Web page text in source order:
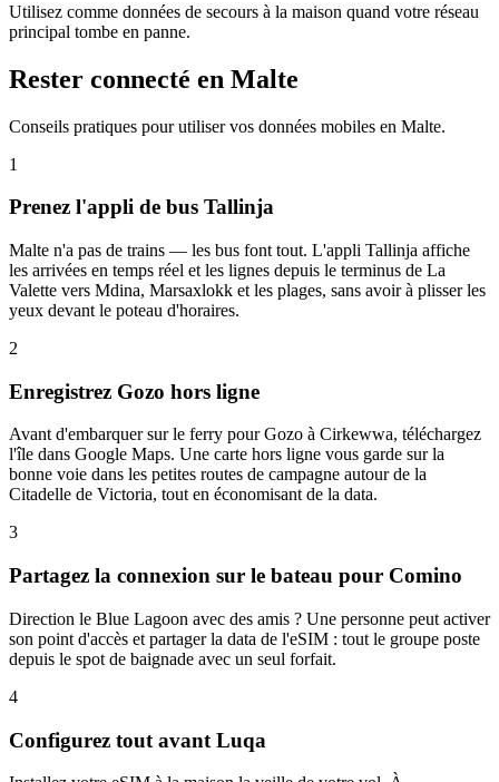
Utilisez comme données de secours à la maison quand votre réseau
principal tombe en panne.
Rester connecté en Malte
Conseils pratiques pour utiliser vos données mobiles en Malte.
1
Prenez l'appli de bus Tallinja
Malte n'a pas de trains — les bus font tout. L'appli Tallinja affiche
les arrivées en temps réel et les lignes depuis le terminus de La
Valette vers Mdina, Marsaxlokk et les plages, sans avoir à plisser les
yeux devant le poteau d'horaires.
2
Enregistrez Gozo hors ligne
Avant d'embarquer sur le ferry pour Gozo à Cirkewwa, téléchargez
l'île dans Google Maps. Une carte hors ligne vous garde sur la
bonne voie dans les petites routes de campagne autour de la
Citadelle de Victoria, tout en économisant de la data.
3
Partagez la connexion sur le bateau pour Comino
Direction le Blue Lagoon avec des amis ? Une personne peut activer
son point d'accès et partager la data de l'eSIM : tout le groupe poste
depuis le spot de baignade avec un seul forfait.
4
Configurez tout avant Luqa